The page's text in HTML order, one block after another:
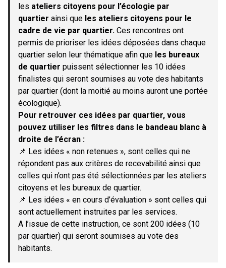
les ateliers citoyens pour l’écologie par
quartier ainsi que les ateliers citoyens pour le
cadre de vie par quartier. Ces rencontres ont
permis de prioriser les idées déposées dans chaque
quartier selon leur thématique afin que les bureaux
de quartier puissent sélectionner les 10 idées
finalistes qui seront soumises au vote des habitants
par quartier (dont la moitié au moins auront une portée
écologique).
Pour retrouver ces idées par quartier, vous
pouvez utiliser les filtres dans le bandeau blanc à
droite de l’écran :
📌 Les idées « non retenues », sont celles qui ne
répondent pas aux critères de recevabilité ainsi que
celles qui n’ont pas été sélectionnées par les ateliers
citoyens et les bureaux de quartier.
📌 Les idées « en cours d’évaluation » sont celles qui
sont actuellement instruites par les services.
A l’issue de cette instruction, ce sont 200 idées (10
par quartier) qui seront soumises au vote des
habitants.